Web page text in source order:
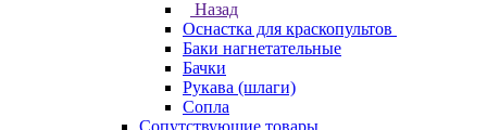
Назад
Оснастка для краскопультов
Баки нагнетательные
Бачки
Рукава (шлаги)
Сопла
Сопутствующие товары